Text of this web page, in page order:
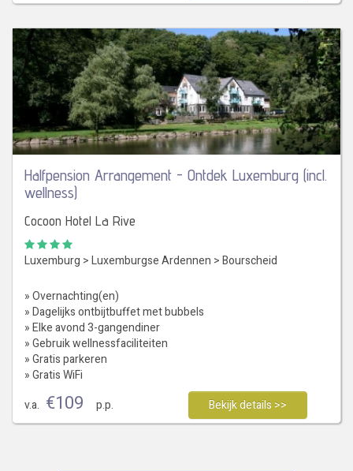
Halfpension Arrangement - Ontdek Luxemburg (incl.
wellness)
Cocoon Hotel La Rive
Luxemburg >Luxemburgse Ardennen >Bourscheid
» Overnachting(en)
» Dagelijks ontbijtbuffet met bubbels
» Elke avond 3-gangendiner
» Gebruik wellnessfaciliteiten
» Gratis parkeren
» Gratis WiFi
v.a. €109 p.p. Bekijk details >>